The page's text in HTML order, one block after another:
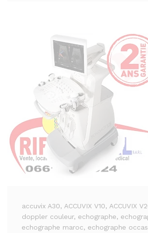
accuvix A30, ACCUVIX V10, ACCUVIX
doppler couleur, echographe,
echographe maroc, echographe